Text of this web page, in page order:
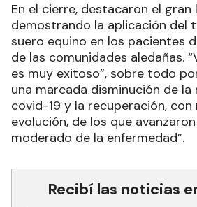
En el cierre, destacaron el
demostrando la aplicación del
suero equino en los pacientes
de las comunidades aledañas.
es muy exitoso”, sobre todo
una marcada disminución de
covid-19 y la recuperación, con
evolución, de los que
moderado de la enfermedad”.
Recibí las noticias